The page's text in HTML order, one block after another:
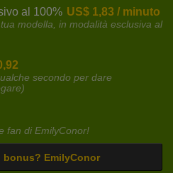
al 100% US$ 1,83 / minuto
modella, in modalità esclusiva al
secondo per dare
fan di EmilyConor!
bonus? EmilyConor